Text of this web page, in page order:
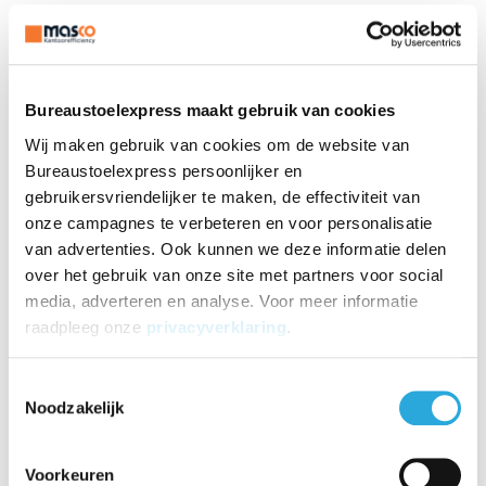
Bureaustoelexpress maakt gebruik van cookies
Wij maken gebruik van cookies om de website van
Bureaustoelexpress persoonlijker en
gebruikersvriendelijker te maken, de effectiviteit van
onze campagnes te verbeteren en voor personalisatie
van advertenties. Ook kunnen we deze informatie delen
over het gebruik van onze site met partners voor social
media, adverteren en analyse. Voor meer informatie
raadpleeg onze privacyverklaring.
Noodzakelijk
Voorkeuren
Herman Miller Aeron kopen?
Dit is waarom
✔Lichaam blijft koel door netstoffering
✔ Comfortabele zit
Onze specialist over deze bureaustoel
Met meer dan 30 jaar ervaring is een ding zeker, wij hebben heel
veel bureaustoelen gezien, getest en vergeleken. Hieronder de
mening van onze specialist.
Design 10
design klassieker
Kwaliteit 9 12 jaar fabrieksgarantie